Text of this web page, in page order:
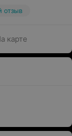
отзыв
карте